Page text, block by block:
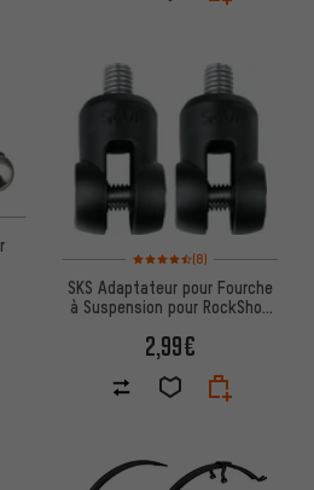
5 d'après 8 avis
Note moyenne : 4,5 sur 5
(8)
SKS Adaptateur pour Fourche
à Suspension pour RockShox
2,99€